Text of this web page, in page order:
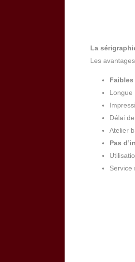
La
Les
Longue
Délai de
Atelier
Pas
Service